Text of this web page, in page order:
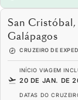
San
Galápagos
CRUZEIRO DE
INÍCIO VIAGEM
20 DE JAN. DE
DATAS DO